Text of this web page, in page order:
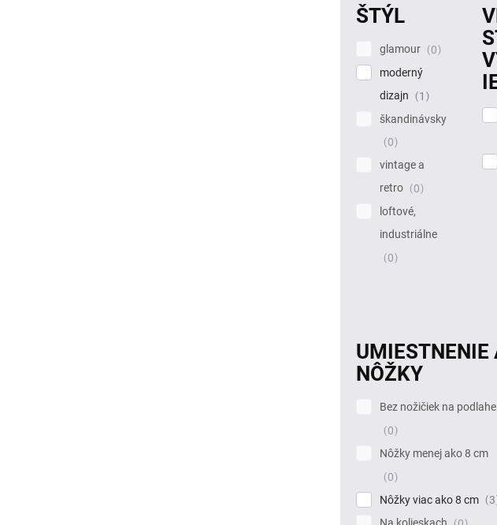
ŠTÝL
glamour
0
moderný
dizajn
1
škandinávsky
0
vintage a
retro
0
loftové,
industriálne
0
UMIESTNENIE
NÔŽKY
Bez nožičiek na podlahe
0
Nôžky menej ako 8 cm
0
Nôžky viac ako 8 cm
3